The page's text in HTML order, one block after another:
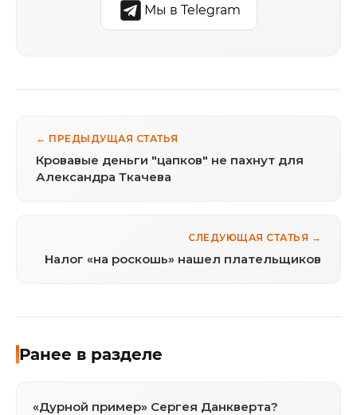
Мы в Telegram
← ПРЕДЫДУЩАЯ СТАТЬЯ
Кровавые деньги "цапков" не пахнут для
Александра Ткачева
СЛЕДУЮЩАЯ СТАТЬЯ →
Налог «на роскошь» нашел плательщиков
Ранее в разделе
«Дурной пример» Сергея Данкверта?